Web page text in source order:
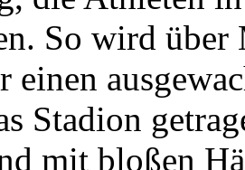
So wird
einen
Stadion
mit bloßen